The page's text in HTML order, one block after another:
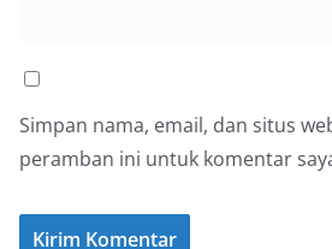
Simpan nama, email, dan situs
peramban ini untuk komentar